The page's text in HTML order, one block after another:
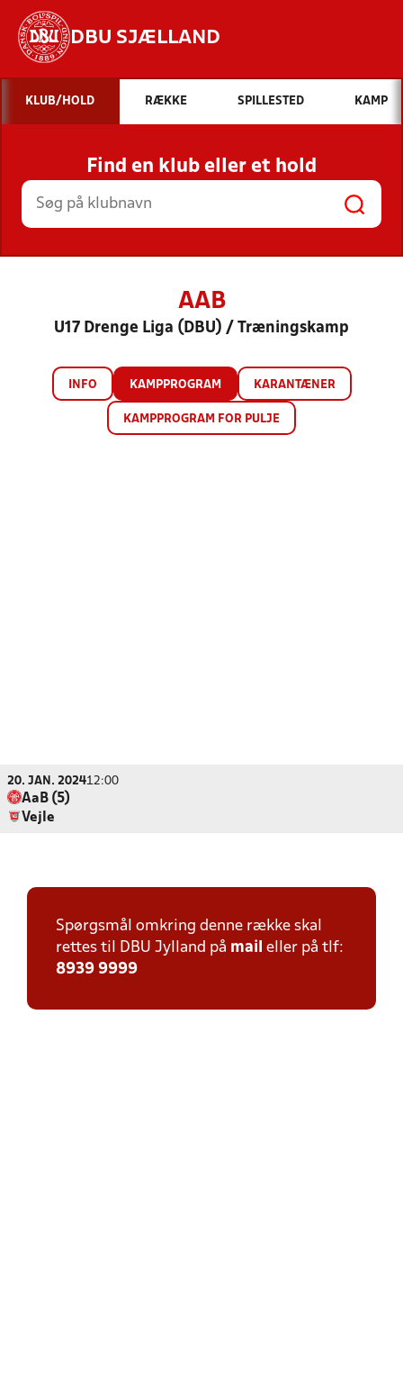
DBU SJÆLLAND
Hvad vil du søge efter?
INDHOLD OG NYHEDER
STILLINGER, RESULTATER, KLUBBER OG
HOLD
KLUB/HOLD RÆKKE SPILLESTED KAMP
Find en klub eller et hold
AAB
U17 Drenge Liga (DBU) / Træningskamp
INFO KAMPPROGRAM KARANTÆNER
KAMPPROGRAM FOR PULJE
20. JAN. 202412:00
AaB (5)
Vejle
Spørgsmål omkring denne række skal
rettes til DBU Jylland på mail eller på tlf:
8939 9999